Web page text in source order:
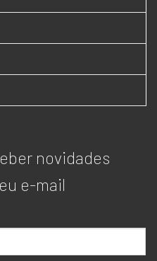
novidades
e-mail